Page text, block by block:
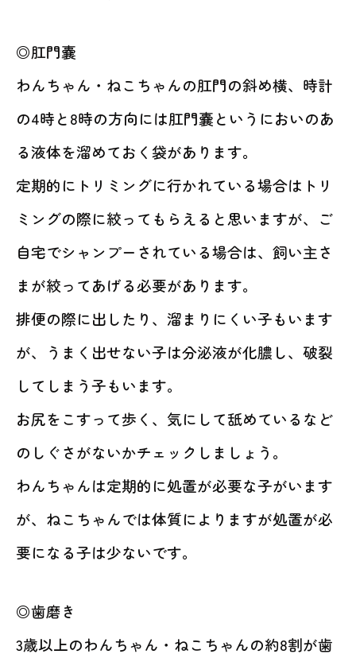
◎肛門嚢
わんちゃん・ねこちゃんの肛門の斜め横、時計
の4時と8時の方向には肛門嚢というにおいのあ
る液体を溜めておく袋があります。
定期的にトリミングに行かれている場合はトリ
ミングの際に絞ってもらえると思いますが、ご
自宅でシャンプーされている場合は、飼い主さ
まが絞ってあげる必要があります。
排便の際に出したり、溜まりにくい子もいます
が、うまく出せない子は分泌液が化膿し、破裂
してしまう子もいます。
お尻をこすって歩く、気にして舐めているなど
のしぐさがないかチェックしましょう。
わんちゃんは定期的に処置が必要な子がいます
が、ねこちゃんでは体質によりますが処置が必
要になる子は少ないです。
◎歯磨き
3歳以上のわんちゃん・ねこちゃんの約8割が歯